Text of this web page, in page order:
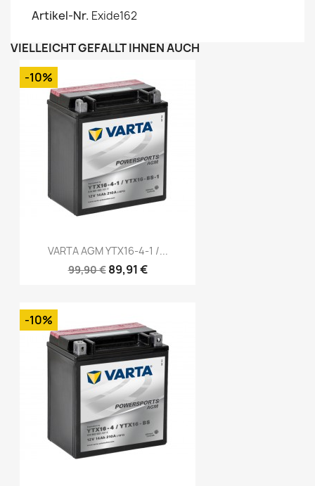
Artikel-Nr. Exide162
VIELLEICHT GEFÄLLT IHNEN AUCH
VARTA AGM YTX16-4-1 /...
99,90 € 89,91 €
-10%
-10%